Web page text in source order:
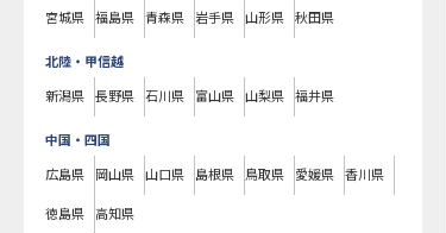
宮城県 福島県 青森県 岩手県 山形県 秋田県
北陸・甲信越
新潟県 長野県 石川県 富山県 山梨県 福井県
中国・四国
広島県 岡山県 山口県 島根県 鳥取県 愛媛県 香川県
徳島県 高知県